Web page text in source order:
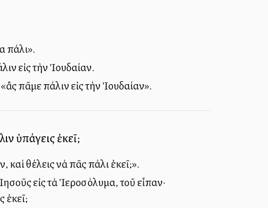
πάλι».
εἰς τὴν Ἰουδαίαν.
πᾶμε πάλιν εἰς τὴν Ἰουδαίαν».
ὑπάγεις ἐκεῖ;
θέλεις νὰ πᾶς πάλι ἐκεῖ;».
εἰς τὰ Ἱεροσόλυμα, τοῦ εἶπαν·
ἐκεῖ;